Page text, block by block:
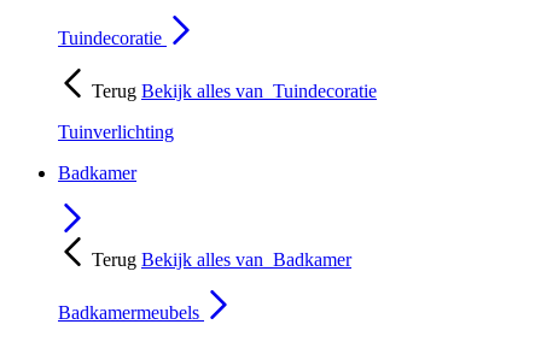
Tuindecoratie
Terug Bekijk alles van Tuindecoratie
Tuinverlichting
Badkamer
Terug Bekijk alles van Badkamer
Badkamermeubels